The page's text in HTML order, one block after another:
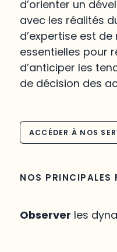
d’orienter un
avec les réalités
d’expertise est
essentielles pour
d’anticiper les
de décision des
ACCÉDER À NOS
NOS PRINCIPALES
Observer les